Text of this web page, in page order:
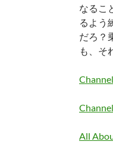
なるこ
るよう
だろ？
も、そ
All